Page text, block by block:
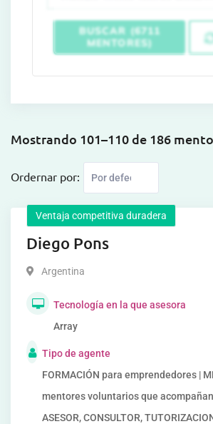
BUSCAR (6711
MENTORES)
Mostrando 101–110 de 186
Ordernar por:
Ventaja competitiva duradera
Diego Pons
Argentina
Tecnología en la que asesora
Array
Tipo de agente
FORMACIÓN para emprendedores |
mentores voluntarios que
ASESOR, CONSULTOR,